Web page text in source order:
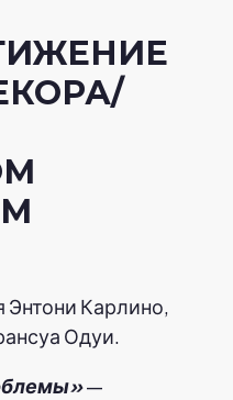
Карлино,
Одуи.
—